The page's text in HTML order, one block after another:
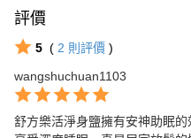
評價
5 ( 2 則評價 )
wangshuchuan1103
舒方樂活淨身鹽擁有安神助眠